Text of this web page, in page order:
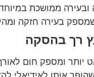
ובעירה ממושכת
בעירה חזקה
רך בהסקה
יותר ומספק חום